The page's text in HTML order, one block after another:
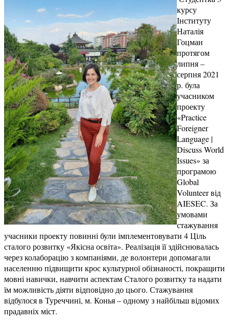
курсу
Інституту
Наталія
Гоцман
протягом
липня –
серпня 2021
р. була
учасником
проекту
«Practice
Foreigner
Language |
Discuss World
Issues» за
програмою
Global
Volunteer від
AIESEC. За
умовами
стажування
учасники проекту повинні були імплементовувати 4 Ціль
сталого розвитку «Якісна освіта». Реалізація її здійснювалась
через колаборацію з компаніями, де волонтери допомагали
населенню підвищити крос культурної обізнаності, покращити
мовні навички, навчити аспектам Сталого розвитку та надати
їм можливість діяти відповідно до цього. Стажування
відбулося в Туреччині, м. Конья – одному з найбільш відомих
прадавніх міст.